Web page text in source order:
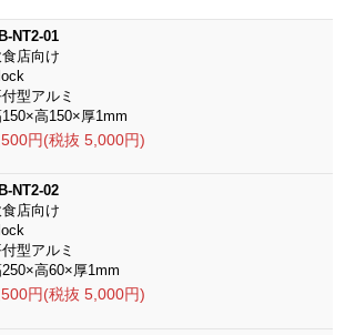
NT2-01
店向け
型アルミ
高150×厚1mm
円(税抜 5,000円)
NT2-02
店向け
型アルミ
高60×厚1mm
円(税抜 5,000円)